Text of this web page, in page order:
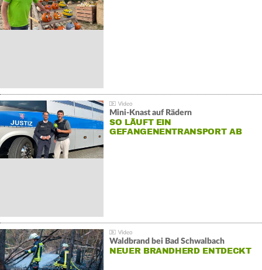
Mini-Knast auf Rädern
SO LÄUFT EIN
GEFANGENENTRANSPORT AB
Waldbrand bei Bad Schwalbach
NEUER BRANDHERD ENTDECKT